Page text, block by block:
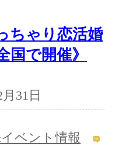
ちゃり恋活婚
国で開催》
31日
ベント情報